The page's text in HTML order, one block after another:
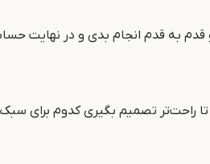
راحت‌تر تصمیم بگیری کدوم برای